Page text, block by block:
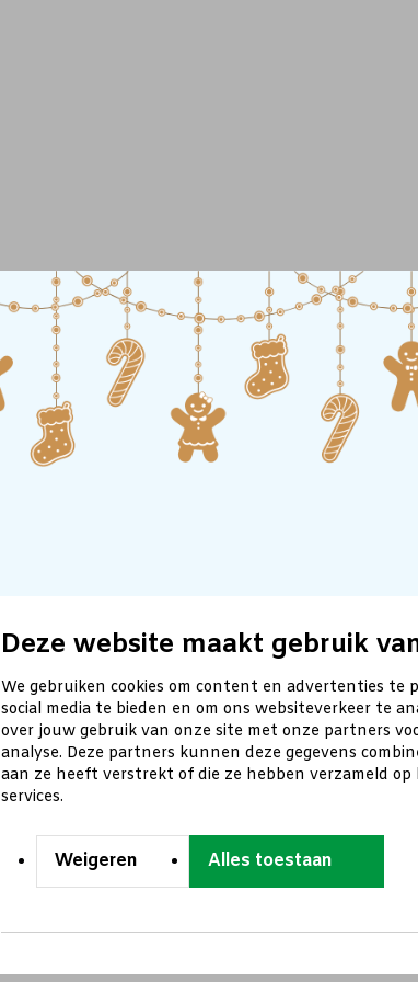
Deze website maakt gebruik
We gebruiken cookies om content en advertenties te
social media te bieden en om ons websiteverkeer te
over jouw gebruik van onze site met onze partners
analyse. Deze partners kunnen deze gegevens
aan ze heeft verstrekt of die ze hebben verzameld
services.
Weigeren Alles toestaan